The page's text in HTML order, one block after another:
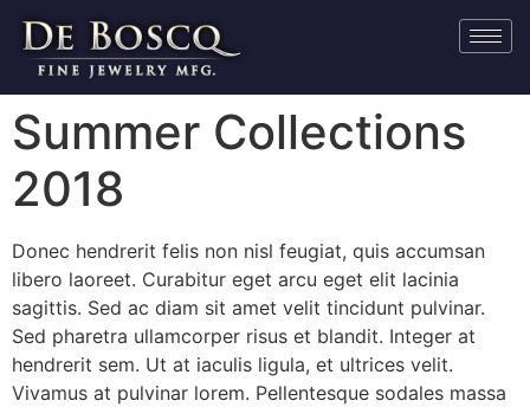
Summer Collections
2018
Donec hendrerit felis non nisl feugiat, quis accumsan
libero laoreet. Curabitur eget arcu eget elit lacinia
sagittis. Sed ac diam sit amet velit tincidunt pulvinar.
Sed pharetra ullamcorper risus et blandit. Integer at
hendrerit sem. Ut at iaculis ligula, et ultrices velit.
Vivamus at pulvinar lorem. Pellentesque sodales massa